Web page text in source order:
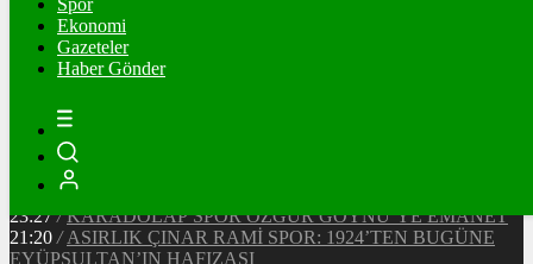
Spor
Ekonomi
Gazeteler
Haber Gönder
20:37 / CHP EYÜPSULTAN İLÇE ÖRGÜTÜ ÜYELERİ
/ MHP EYÜPSULTAN TEŞKİLATI’NIN ACI GÜNÜ
13:33
/ BAŞKAN DR. MİTHAT BÜLENT ÖZMEN’DEN
KAMUOYUNA AÇIKLAMA
Makyaj Sanatçısı Uzay Damla Yıldız, Uluslararası
Başarılarıyla Türkiye’yi Temsil Ediyor
23:27 / KARADOLAP SPOR ÖZGÜR GÖYNÜ’YE EMANET
21:20 / ASIRLIK ÇINAR RAMİ SPOR: 1924’TEN BUGÜNE
EYÜPSULTAN’IN HAFIZASI